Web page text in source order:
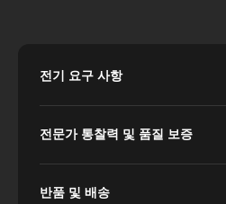
전기 요구 사항
전문가 통찰력 및 품질 보증
반품 및 배송